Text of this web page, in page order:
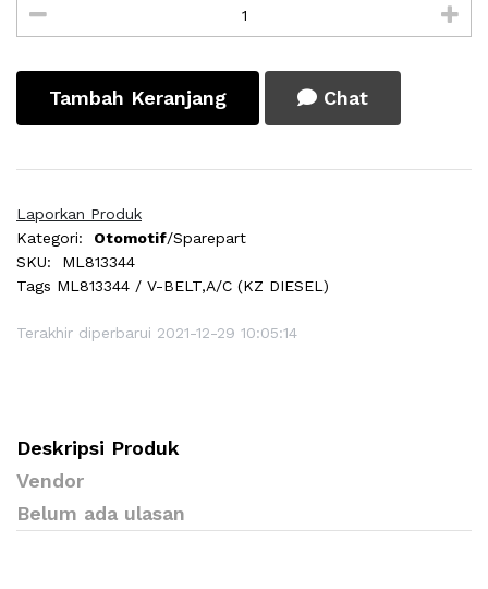
Tambah Keranjang Chat
Laporkan Produk
Kategori:
Otomotif/Sparepart
SKU:
ML813344
Tags ML813344 / V-BELT,A/C (KZ DIESEL)
Terakhir diperbarui 2021-12-29 10:05:14
Deskripsi Produk
Vendor
Belum ada ulasan